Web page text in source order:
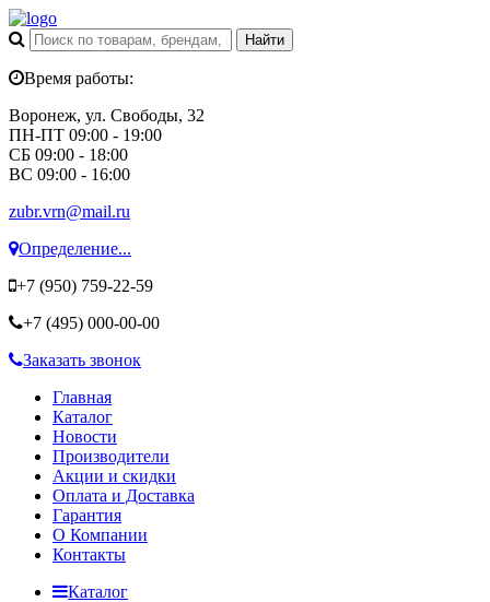
Время работы:
Воронеж, ул. Свободы, 32
ПН-ПТ 09:00 - 19:00
СБ 09:00 - 18:00
ВС 09:00 - 16:00
zubr.vrn@mail.ru
Определение...
+7 (950) 759-22-59
+7 (495) 000-00-00
Заказать звонок
Главная
Каталог
Новости
Производители
Акции и скидки
Оплата и Доставка
Гарантия
О Компании
Контакты
Каталог